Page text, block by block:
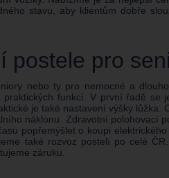
stavu, aby klientům dobře
postele pro
nebo ty pro nemocné a
funkcí. V první řadě
je také nastavení výšky
náklonu. Zdravotní polohovací
popřemýšlet o koupi
také rozvoz postelí po celé
záruku.